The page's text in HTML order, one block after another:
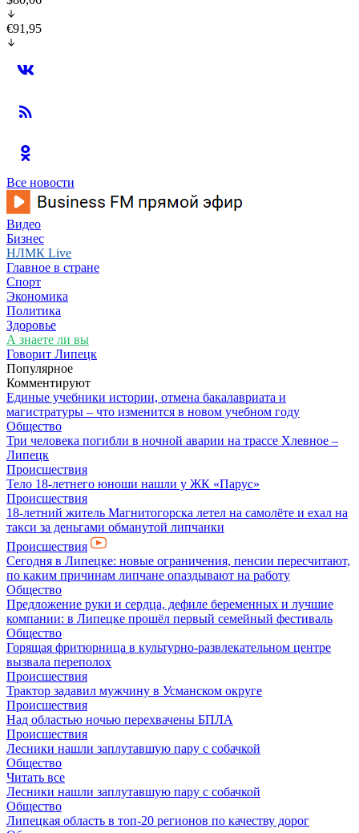
€91,95
Все новости
Видео
Бизнес
НЛМК Live
Главное в стране
Спорт
Экономика
Политика
Здоровье
А знаете ли вы
Говорит Липецк
Популярное
Комментируют
Единые учебники истории, отмена бакалавриата и
магистратуры – что изменится в новом учебном году
Общество
Три человека погибли в ночной аварии на трассе Хлевное –
Липецк
Происшествия
Тело 18-летнего юноши нашли у ЖК «Парус»
Происшествия
18-летний житель Магнитогорска летел на самолёте и ехал на
такси за деньгами обманутой липчанки
Происшествия
Сегодня в Липецке: новые ограничения, пенсии пересчитают,
по каким причинам липчане опаздывают на работу
Общество
Предложение руки и сердца, дефиле беременных и лучшие
компании: в Липецке прошёл первый семейный фестиваль
Общество
Горящая фритюрница в культурно-развлекательном центре
вызвала переполох
Происшествия
Трактор задавил мужчину в Усманском округе
Происшествия
Над областью ночью перехвачены БПЛА
Происшествия
Лесники нашли заплутавшую пару с собачкой
Общество
Читать все
Лесники нашли заплутавшую пару с собачкой
Общество
Липецкая область в топ-20 регионов по качеству дорог